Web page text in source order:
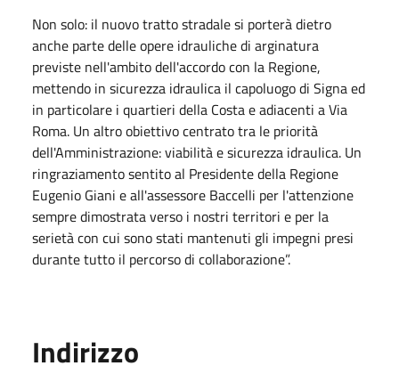
Non solo: il nuovo tratto stradale si porterà dietro
anche parte delle opere idrauliche di arginatura
previste nell'ambito dell'accordo con la Regione,
mettendo in sicurezza idraulica il capoluogo di Signa ed
in particolare i quartieri della Costa e adiacenti a Via
Roma. Un altro obiettivo centrato tra le priorità
dell'Amministrazione: viabilità e sicurezza idraulica. Un
ringraziamento sentito al Presidente della Regione
Eugenio Giani e all'assessore Baccelli per l'attenzione
sempre dimostrata verso i nostri territori e per la
serietà con cui sono stati mantenuti gli impegni presi
durante tutto il percorso di collaborazione”.
Indirizzo